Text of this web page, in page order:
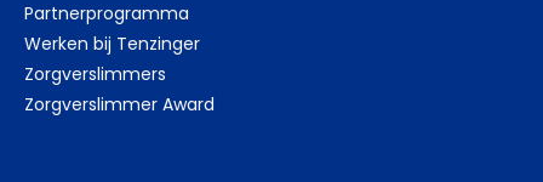
Partnerprogramma
Werken bij Tenzinger
Zorgverslimmers
Zorgverslimmer Award